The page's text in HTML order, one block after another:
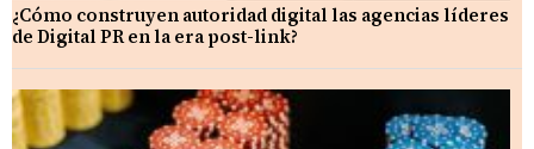
¿Cómo construyen autoridad digital las agencias líderes
de Digital PR en la era post-link?